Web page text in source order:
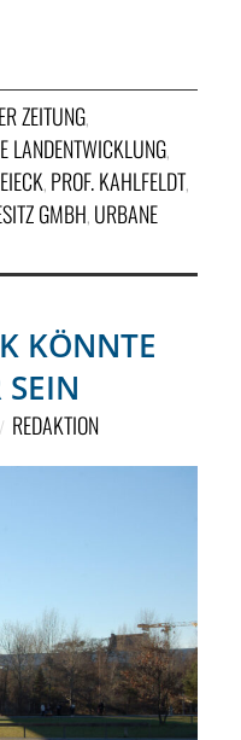
ZEITUNG,
LANDENTWICKLUNG,
, PROF. KAHLFELDT,
GMBH, URBANE
KÖNNTE
REDAKTION